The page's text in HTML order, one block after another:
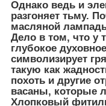
Однако ведь и
разгоняет тьму.
масляной
Дело в том, что у
глубокое
символизирует
такую как
похоть и другие
васаны, которые
Хлопковый